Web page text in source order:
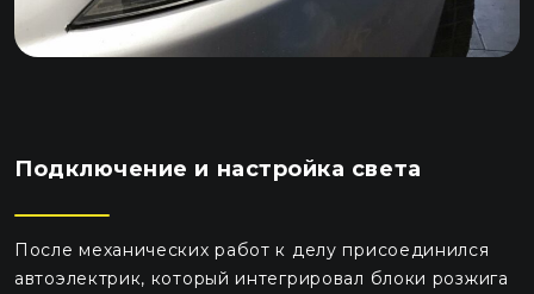
Подключение и настройка света
После механических работ к делу присоединился
автоэлектрик, который интегрировал блоки розжига